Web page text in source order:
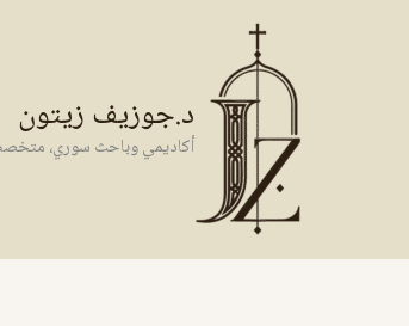
د.جوزيف زيتون
أكاديمي وباحث سوري،